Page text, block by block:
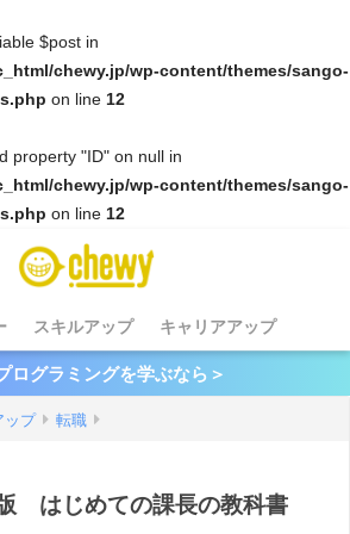
$post in
chewy.jp/wp-content/themes/sango-
on line 12
property "ID" on null in
chewy.jp/wp-content/themes/sango-
on line 12
スキルアップ キャリアアップ
ログラミングを学ぶなら＞
ップ 転職
版 はじめての課長の教科書